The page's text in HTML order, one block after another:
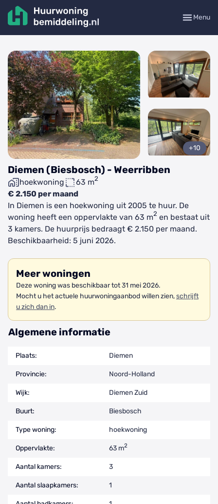
Menu
Diemen (Biesbosch) - Weerribben
hoekwoning 63 m2
€ 2.150 per maand
+10
In Diemen is een hoekwoning uit 2005 te huur. De
woning heeft een oppervlakte van 63 m2 en bestaat uit
3 kamers. De huurprijs bedraagt € 2.150 per maand.
Beschikbaarheid: 5 juni 2026.
Meer woningen
Deze woning was beschikbaar tot 31 mei 2026.
Mocht u het actuele huurwoningaanbod willen zien,schrijft
u zich dan in.
Algemene informatie
Plaats: Diemen
Provincie: Noord-Holland
Wijk: Diemen Zuid
Buurt: Biesbosch
Type woning: hoekwoning
Oppervlakte: 63 m2
Aantal kamers: 3
Aantal slaapkamers: 1